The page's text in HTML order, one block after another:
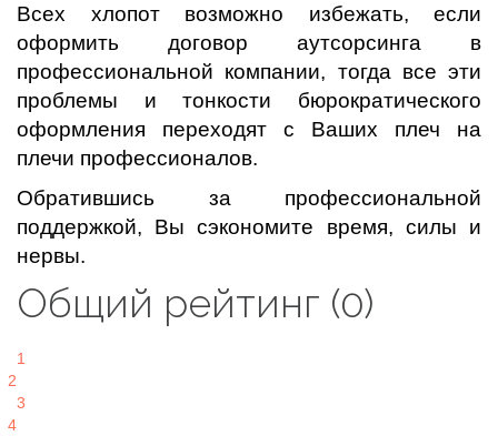
Всех хлопот возможно избежать, если
оформить договор аутсорсинга в
профессиональной компании, тогда все эти
проблемы и тонкости бюрократического
оформления переходят с Ваших плеч на
плечи профессионалов.
Обратившись за профессиональной
поддержкой, Вы сэкономите время, силы и
нервы.
Общий рейтинг (0)
1
2
3
4